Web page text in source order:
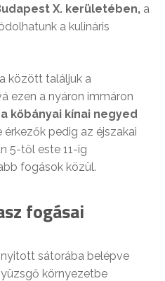
X. kerületében, a
a kulináris
között találjuk a
ezen a nyáron immáron
kőbányai kínai negyed
érkezők pedig az éjszakai
5-től este 11-ig
fogások közül.
fogásai
nyitott sátorába belépve
környezetbe